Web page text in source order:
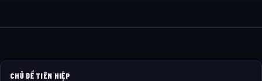
CHỦ ĐỀ TIÊN HIỆP